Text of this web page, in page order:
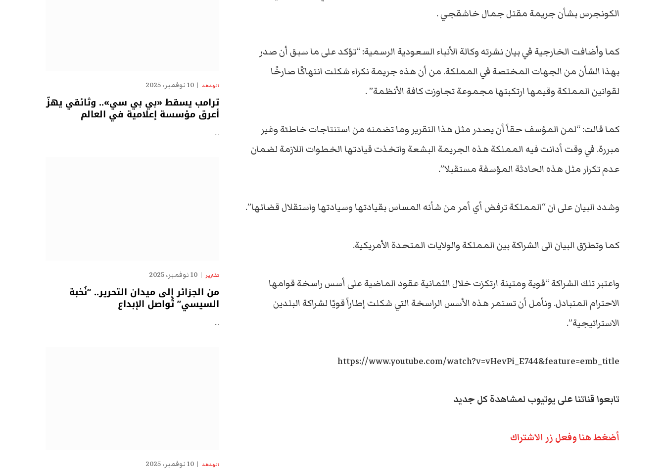
الكونجرس بشأن جريمة مقتل جمال خاشقجي .
كما وأضافت الخارجية في بيان نشرته وكالة الأنباء السعودية الرسمية: “تؤكد على ما سبق أن صدر
بهذا الشأن من الجهات المختصة في المملكة. من أن هذه جريمة نكراء شكلت انتهاكًا صارخًا
لقوانين المملكة وقيمها ارتكبتها مجموعة تجاوزت كافة الأنظمة” .
كما قالت: “لمن المؤسف حقاً أن يصدر مثل هذا التقرير وما تضمنه من استنتاجات خاطئة وغير
مبررة. في وقت أدانت فيه المملكة هذه الجريمة البشعة واتخذت قيادتها الخطوات اللازمة لضمان
عدم تكرار مثل هذه الحادثة المؤسفة مستقبلا”.
وشدد البيان على ان “المملكة ترفض أي أمر من شأنه المساس بقيادتها وسيادتها واستقلال قضائها”.
كما وتطرّق البيان الى الشراكة بين المملكة والولايات المتحدة الأمريكية.
واعتبر تلك الشراكة “قوية ومتينة ارتكزت خلال الثمانية عقود الماضية على أسس راسخة قوامها
الاحترام المتبادل. ونأمل أن تستمر هذه الأسس الراسخة التي شكلت إطاراً قويًا لشراكة البلدين
الاستراتيجية”.
https://www.youtube.com/watch?v=vHevPi_E744&feature=emb_title
تابعوا قناتنا على يوتيوب لمشاهدة كل جديد
أضغط هنا وفعل زر الاشتراك
الهدهد 10 نوفمبر، 2025
ترامب يسقط «بي بي سي».. وثائقي يهزّ
أعرق مؤسسة إعلامية في العالم
…
تقارير 10 نوفمبر، 2025
من الجزائر إلى ميدان التحرير.. “نُخبة
السيسي” تُواصل الإبداع
…
الهدهد 10 نوفمبر، 2025